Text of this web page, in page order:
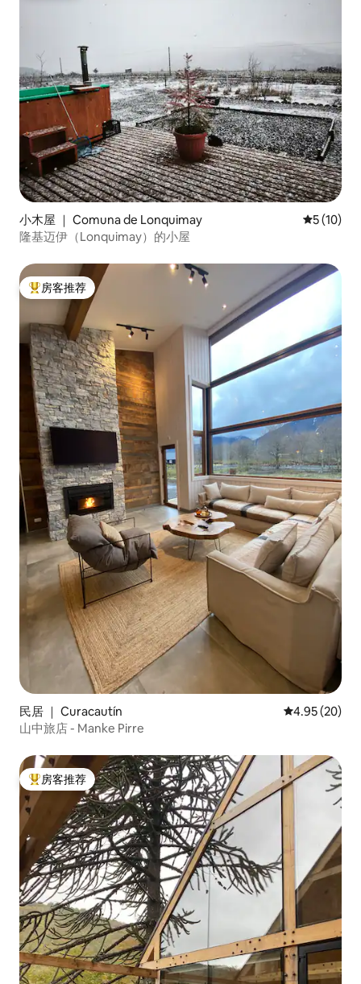
小木屋 ｜ Comuna de Lonquimay 平均评分
5 (10)
隆基迈伊（Lonquimay）的小屋
热门「房客推荐」
房客推荐
民居 ｜ Curacautín 平均评分
4.95 (20)
山中旅店 - Manke Pirre
热门「房客推荐」
房客推荐